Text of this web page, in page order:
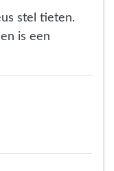
stel tieten.
is een